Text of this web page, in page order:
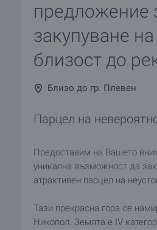
предложение
закупуване
близост до
Близо до гр. Плевен
Парцел на
Предоставим на Вашето
уникална възможност да
атрактивен парцел на
Тази прекрасна гора се
Никопол. Земята е IV